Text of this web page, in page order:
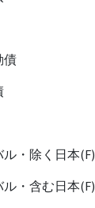
債
・除く日本(F)
・含む日本(F)